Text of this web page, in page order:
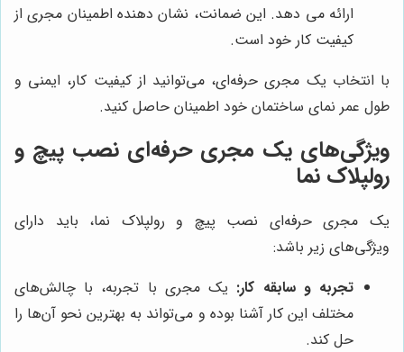
ارائه می دهد. این ضمانت، نشان دهنده اطمینان مجری از
کیفیت کار خود است.
با انتخاب یک مجری حرفه‌ای، می‌توانید از کیفیت کار، ایمنی و
طول عمر نمای ساختمان خود اطمینان حاصل کنید.
ویژگی‌های یک مجری حرفه‌ای نصب پیچ و
رولپلاک نما
یک مجری حرفه‌ای نصب پیچ و رولپلاک نما، باید دارای
ویژگی‌های زیر باشد:
تجربه و سابقه کار: یک مجری با تجربه، با چالش‌های
مختلف این کار آشنا بوده و می‌تواند به بهترین نحو آن‌ها را
حل کند.